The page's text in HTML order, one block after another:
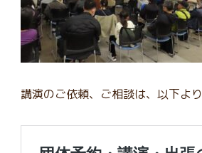
講演のご依頼、ご相談は、以下より